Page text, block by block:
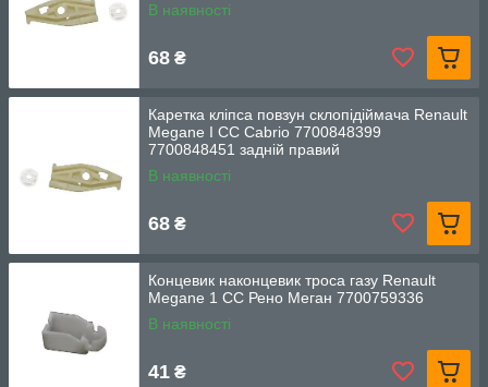
В наявності
68 ₴
Каретка кліпса повзун склопідіймача Renault
Megane I CC Cabrio 7700848399
7700848451 задній правий
В наявності
68 ₴
Концевик наконцевик троса газу Renault
Megane 1 CC Рено Меган 7700759336
В наявності
41 ₴